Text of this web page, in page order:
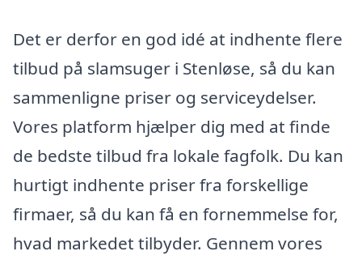
Det er derfor en god idé at indhente flere
tilbud på slamsuger i Stenløse, så du kan
sammenligne priser og serviceydelser.
Vores platform hjælper dig med at finde
de bedste tilbud fra lokale fagfolk. Du kan
hurtigt indhente priser fra forskellige
firmaer, så du kan få en fornemmelse for,
hvad markedet tilbyder. Gennem vores